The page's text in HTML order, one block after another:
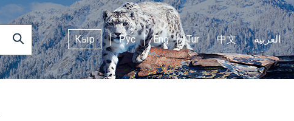
Кыр Рус Eng Tur 中文 العربية